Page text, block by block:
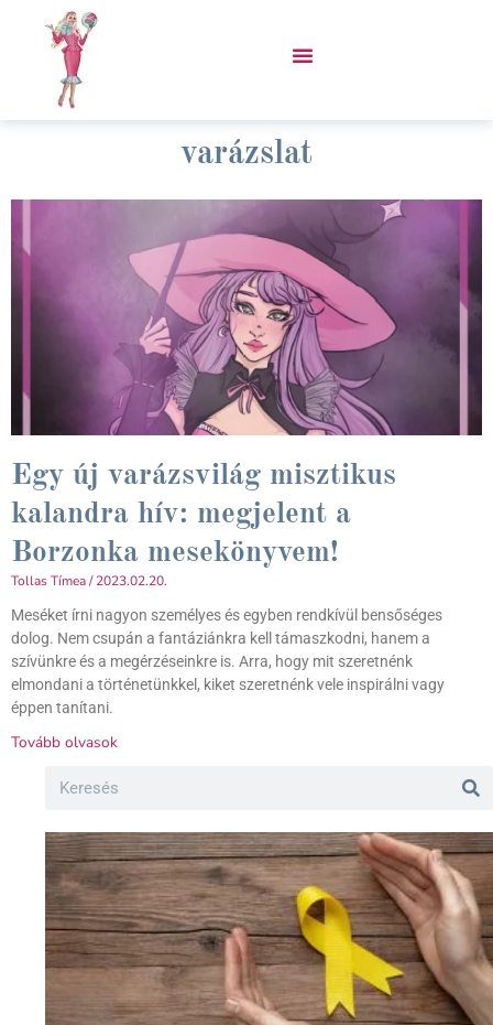
varázslat
Egy új varázsvilág misztikus
kalandra hív: megjelent a
Borzonka mesekönyvem!
Tollas Tímea 2023.02.20.
Meséket írni nagyon személyes és egyben rendkívül bensőséges
dolog. Nem csupán a fantáziánkra kell támaszkodni, hanem a
szívünkre és a megérzéseinkre is. Arra, hogy mit szeretnénk
elmondani a történetünkkel, kiket szeretnénk vele inspirálni vagy
éppen tanítani.
Tovább olvasok
Search